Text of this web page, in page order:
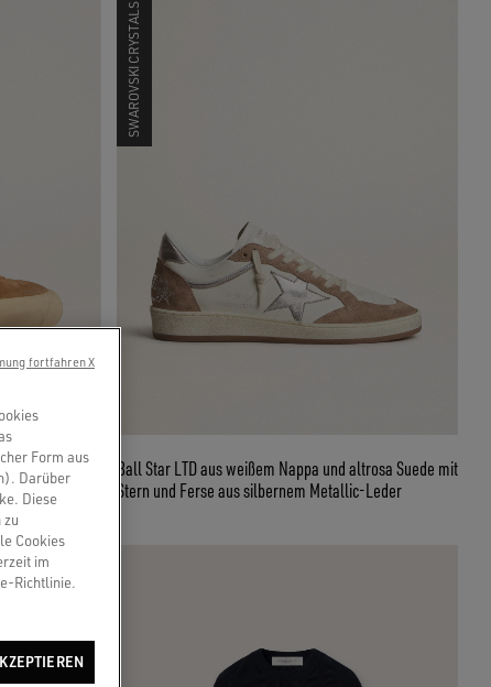
SWAROVSKI CRYSTALS
Ball Star LTD aus weißem Nappa und altrosa Suede mit
Stern und Ferse aus silbernem Metallic-Leder
Form aus
Darüber
Diese
zu
Cookies
im
Richtlinie.
fortfahren X